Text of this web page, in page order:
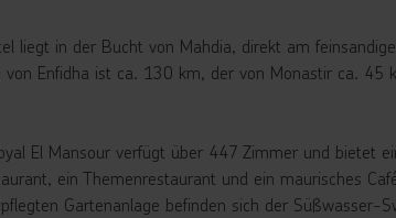
liegt in der Bucht von Mahdia, direkt am
von Enfidha ist ca. 130 km, der von Monastir ca. 45
El Mansour verfügt über 447 Zimmer und bietet
ein Themenrestaurant und ein maurisches
Gartenanlage befinden sich der Süßwasser-